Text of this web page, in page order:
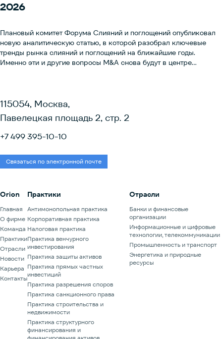
2026
Плановый комитет Форума Слияний и поглощений опубликовал
новую аналитическую статью, в которой разобрал ключевые
тренды рынка слияний и поглощений на ближайшие годы.
Именно эти и другие вопросы M&A снова будут в центре
слияниям и поглощениям, лидеров юридической и бизнес-
организуемой IBA.Регистрация и программа уже доступны по
ссылке.Форум организован Плановым комитетом, состоящим из
партнеров ведущих юридических фирм в области слияний и
Legal и ККМП. Мероприятие проходит при организационной
поддержке Маркетингового комитета Форума.
115054, Москва,
Павелецкая площадь 2, стр. 2
+7 499 395-10-10
Связаться по электронной почте
Orion
Главная
О фирме
Команда
Практики
Отрасли
Новости
Карьера
Контакты
Практики
Антимонопольная практика
Корпоративная практика
Налоговая практика
Практика венчурного
инвестирования
Практика защиты активов
Практика прямых частных
инвестиций
Практика разрешения споров
Практика санкционного права
Практика строительства и
недвижимости
Практика структурного
финансирования и
Отрасли
Банки и финансовые
организации
Информационные и цифровые
технологии, телекоммуникации
Промышленность и транспорт
Энергетика и природные
ресурсы